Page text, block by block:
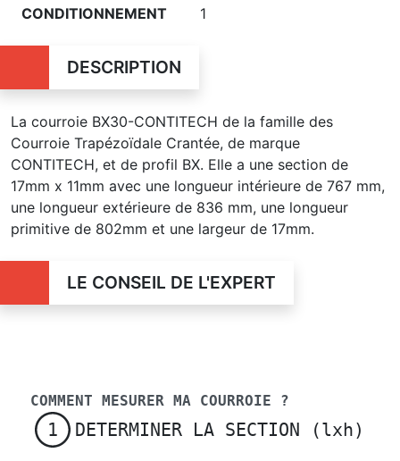
CONDITIONNEMENT 1
DESCRIPTION
La courroie BX30-CONTITECH de la famille des
Courroie Trapézoïdale Crantée, de marque
CONTITECH, et de profil BX. Elle a une section de
17mm x 11mm avec une longueur intérieure de 767 mm,
une longueur extérieure de 836 mm, une longueur
primitive de 802mm et une largeur de 17mm.
LE CONSEIL DE L'EXPERT
COMMENT MESURER MA COURROIE ?
1 DETERMINER LA SECTION (lxh)